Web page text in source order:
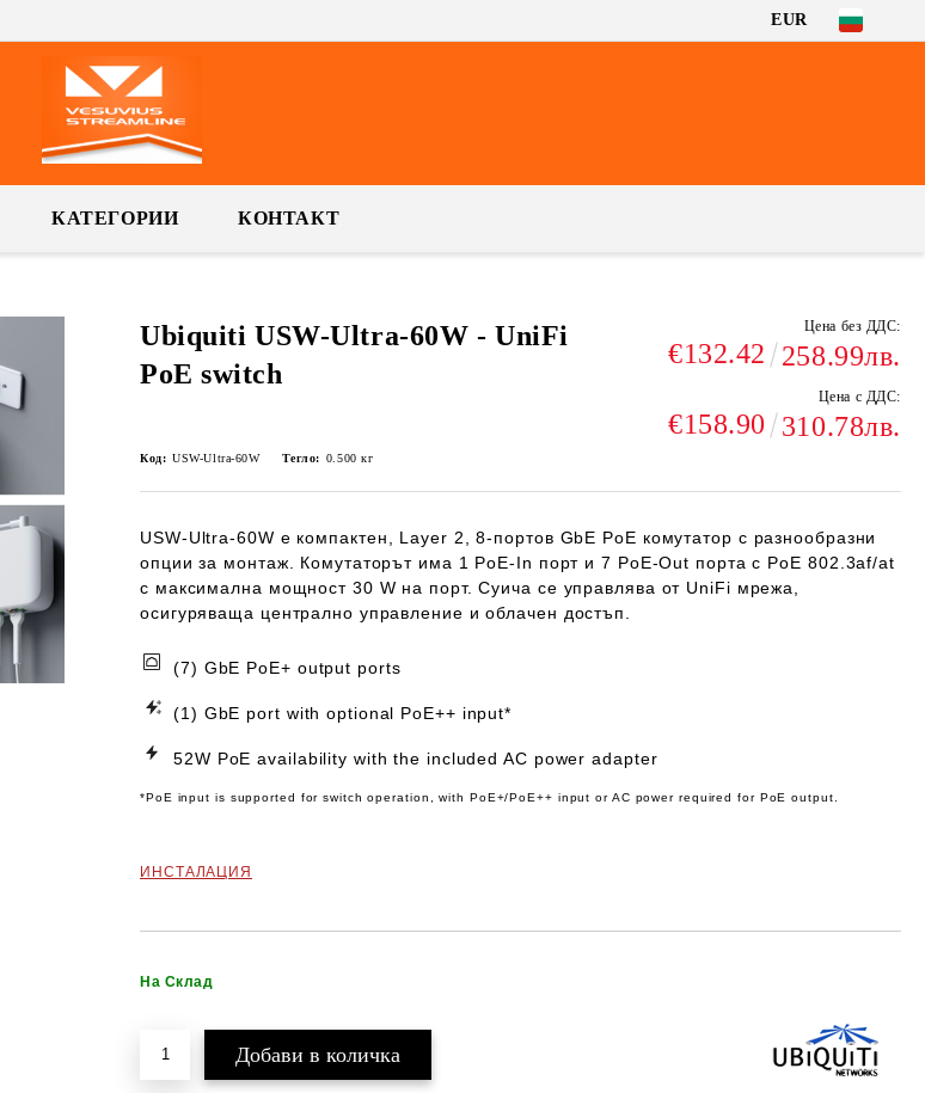
EUR
КАТЕГОРИИ КОНТАКТ
Ubiquiti USW-Ultra-60W - UniFi
PoE switch
Цена без ДДС:
€132.42 258.99лв.
Цена с ДДС:
€158.90 310.78лв.
Код: USW-Ultra-60W Тегло: 0.500 кг
USW-Ultra-60W е компактен, Layer 2, 8-портов GbE PoE комутатор с разнообразни
опции за монтаж. Комутаторът има 1 PoE-In порт и 7 PoE-Out порта с PoE 802.3af/at
с максимална мощност 30 W на порт. Суича се управлява от UniFi мрежа,
осигуряваща централно управление и облачен достъп.
(7) GbE PoE+ output ports
(1) GbE port with optional PoE++ input*
52W PoE availability with the included AC power adapter
*PoE input is supported for switch operation, with PoE+/PoE++ input or AC power required for PoE output.
ИНСТАЛАЦИЯ
На Склад